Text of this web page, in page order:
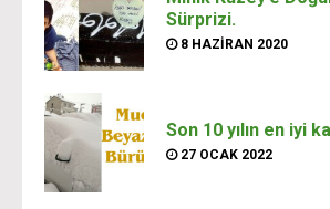
Sürprizi.
8 HAZIRAN 2020
Son 10 yılın en iyi
27 OCAK 2022